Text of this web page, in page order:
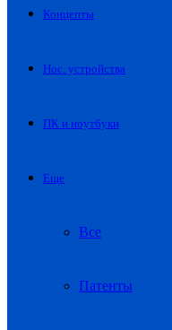
Концепты
Нос. устройства
ПК и ноутбуки
Еще
Все
Патенты